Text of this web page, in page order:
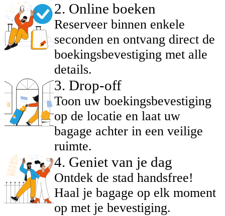
2. Online boeken
Reserveer binnen enkele
seconden en ontvang direct de
boekingsbevestiging met alle
details.
3. Drop-off
Toon uw boekingsbevestiging
op de locatie en laat uw
bagage achter in een veilige
ruimte.
4. Geniet van je dag
Ontdek de stad handsfree!
Haal je bagage op elk moment
op met je bevestiging.